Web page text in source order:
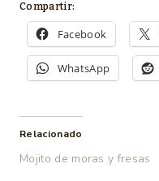
Compartir:
Facebook
WhatsApp
Relacionado
Mojito de moras y fresas